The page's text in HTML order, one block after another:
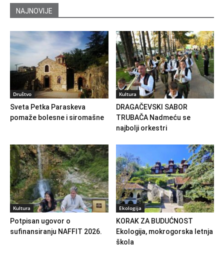
NAJNOVIJE
Društvo
Sveta Petka Paraskeva
pomaže bolesne i siromašne
Kultura
DRAGAČEVSKI SABOR
TRUBAČA Nadmeću se
najbolji orkestri
Kultura
Potpisan ugovor o
sufinansiranju NAFFIT 2026.
Ekologija
KORAK ZA BUDUĆNOST
Ekologija, mokrogorska letnja
škola